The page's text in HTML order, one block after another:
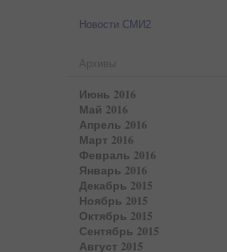
Новости СМИ2
Архивы
Июнь 2016
Май 2016
Апрель 2016
Март 2016
Февраль 2016
Январь 2016
Декабрь 2015
Ноябрь 2015
Октябрь 2015
Сентябрь 2015
Август 2015